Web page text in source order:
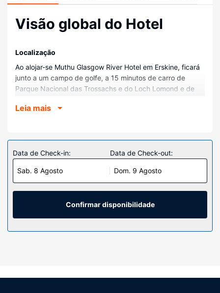
Visão global do Hotel
Localização
Ao alojar-se Muthu Glasgow River Hotel em Erskine, ficará
junto a um campo de golfe, a 15 minutos de carro de
Parque Nacional das Trossachs e do Loch Lomond e de
mi) de OVO Hydro e a 22,2 km (13,8 mi) de Loch Lomond.
Sinta-se em casa num dos 179 quartos. Mantenha-se em
contacto graças à internet sem fios. As casas de banho
privativas dispõem de um polibã, artigos de higiene grátis
e secadores de cabelo. As comodidades incluem ainda
telefone, além de cafeteiras/bules e de água engarrafada
grátis.
Serviço do hotel
partido das várias comodidades e serviços ao seu dispor,
Leia mais
Data de Check-in:
Sab. 8 Agosto
Data de Check-out:
Dom. 9 Agosto
Confirmar disponibilidade